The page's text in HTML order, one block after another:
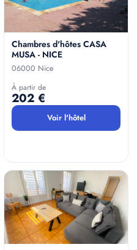
Chambres d'hôtes CASA
MUSA - NICE
06000 Nice
À partir de
202 €
Voir l'hôtel